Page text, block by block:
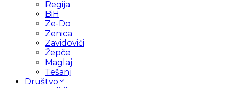
Regija
BiH
Ze-Do
Zenica
Zavidovići
Žepče
Maglaj
Tešanj
Društvo